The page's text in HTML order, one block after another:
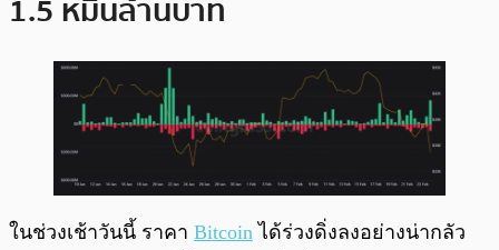
1.5 หมื่นล้านบาท
ในช่วงเช้าวันนี้ ราคา Bitcoin ได้ร่วงดิ่งลงอย่างน่ากลัว